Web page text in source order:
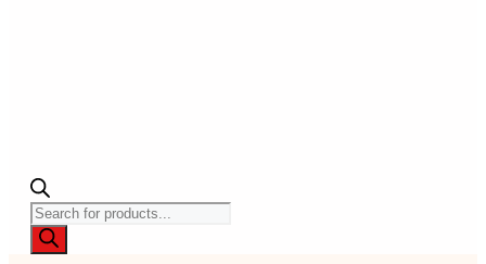
Products
search